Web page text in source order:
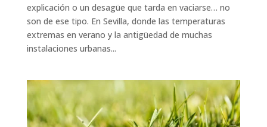
explicación o un desagüe que tarda en vaciarse… no
son de ese tipo. En Sevilla, donde las temperaturas
extremas en verano y la antigüedad de muchas
instalaciones urbanas...